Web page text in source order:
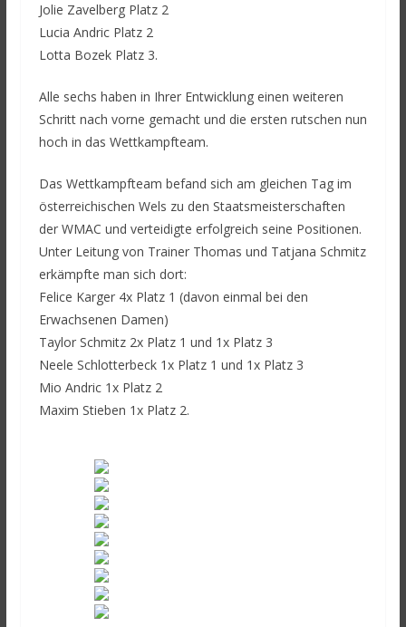
Jolie Zavelberg Platz 2
Lucia Andric Platz 2
Lotta Bozek Platz 3.
Alle sechs haben in Ihrer Entwicklung einen weiteren
Schritt nach vorne gemacht und die ersten rutschen nun
hoch in das Wettkampfteam.
Das Wettkampfteam befand sich am gleichen Tag im
österreichischen Wels zu den Staatsmeisterschaften
der WMAC und verteidigte erfolgreich seine Positionen.
Unter Leitung von Trainer Thomas und Tatjana Schmitz
erkämpfte man sich dort:
Felice Karger 4x Platz 1 (davon einmal bei den
Erwachsenen Damen)
Taylor Schmitz 2x Platz 1 und 1x Platz 3
Neele Schlotterbeck 1x Platz 1 und 1x Platz 3
Mio Andric 1x Platz 2
Maxim Stieben 1x Platz 2.